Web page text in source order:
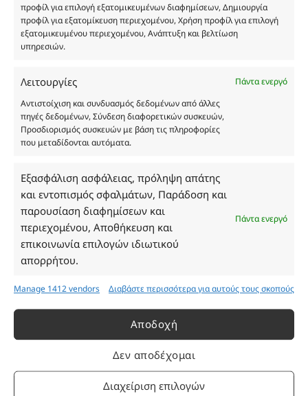
προφίλ για επιλογή εξατομικευμένων διαφημίσεων, Δημιουργία
προφίλ για εξατομίκευση περιεχομένου, Χρήση προφίλ για επιλογή
εξατομικευμένου περιεχομένου, Ανάπτυξη και βελτίωση
υπηρεσιών.
Λειτουργίες
Πάντα ενεργό
Αντιστοίχιση και συνδυασμός δεδομένων από άλλες
πηγές δεδομένων, Σύνδεση διαφορετικών συσκευών,
Προσδιορισμός συσκευών με βάση τις πληροφορίες
που μεταδίδονται αυτόματα.
Εξασφάλιση ασφάλειας, πρόληψη απάτης
και εντοπισμός σφαλμάτων, Παράδοση και
παρουσίαση διαφημίσεων και
περιεχομένου, Αποθήκευση και
επικοινωνία επιλογών ιδιωτικού
απορρήτου.
Πάντα ενεργό
Manage 1412 vendors Διαβάστε περισσότερα για αυτούς τους σκοπούς
Αποδοχή
Δεν αποδέχομαι
Διαχείριση επιλογών
Αγίου Κωνσταντίνου 76
Τ.Κ. 56224, Εύοσμος, Θεσσαλονίκη
Τηλ. 2314 016010
ΑΦΜ 803285309
Ωράριο Καταστήματος
Τρίτη: 08:30–16:30
Τετάρτη: 08:30–16:30
Πέμπτη: 08:30–16:30
Παρασκευή: 08:30–16:30
Σάββατο - Κυριακή: Κλειστά
Πληροφορίες
Πρόγραμμα Ανταμοιβής